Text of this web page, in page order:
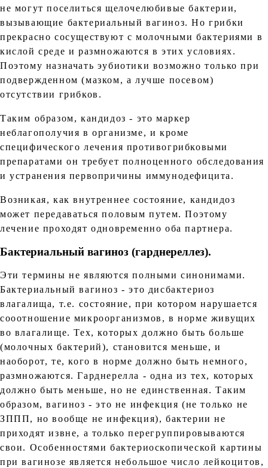
не могут поселиться щелочелюбивые бактерии,
вызывающие бактериальный вагиноз. Но грибки
прекрасно сосуществуют с молочными бактериями в
кислой среде и размножаются в этих условиях.
Поэтому назначать эубиотики возможно только при
подвержденном (мазком, а лучше посевом)
отсутствии грибков.
Таким образом, кандидоз - это маркер
неблагополучия в организме, и кроме
специфического лечения противогрибковыми
препаратами он требует полноценного обследования
и устранения первопричины иммунодефицита.
Возникая, как внутреннее состояние, кандидоз
может передаваться половым путем. Поэтому
лечение проходят одновременно оба партнера.
Бактериальный вагиноз (гарднереллез).
Эти термины не являются полными синонимами.
Бактериальный вагиноз - это дисбактериоз
влагалища, т.е. состояние, при котором нарушается
сооотношение микроорганизмов, в норме живущих
во влагалище. Тех, которых должно быть больше
(молочных бактерий), становится меньше, и
наоборот, те, кого в норме должно быть немного,
размножаются. Гарднерелла - одна из тех, которых
должно быть меньше, но не единственная. Таким
образом, вагиноз - это не инфекция (не только не
ЗППП, но вообще не инфекция), бактерии не
приходят извне, а только перегруппировываются
свои. Особенностями бактериоскопической картины
при вагинозе является небольшое число лейкоцитов,